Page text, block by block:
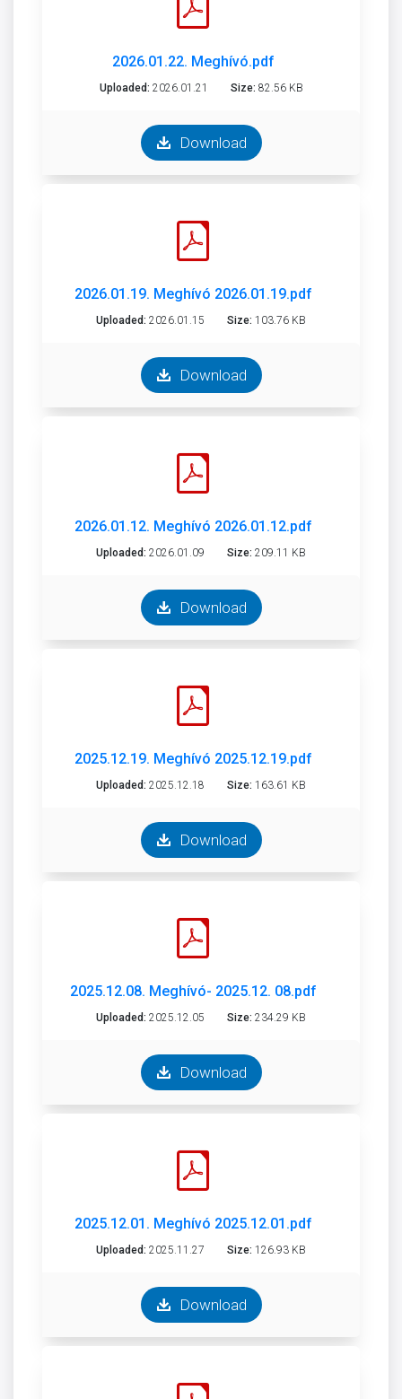
2026.01.22. Meghívó.pdf
Uploaded: 2026.01.21 Size: 82.56 KB
Download
2026.01.19. Meghívó 2026.01.19.pdf
Uploaded: 2026.01.15 Size: 103.76 KB
Download
2026.01.12. Meghívó 2026.01.12.pdf
Uploaded: 2026.01.09 Size: 209.11 KB
Download
2025.12.19. Meghívó 2025.12.19.pdf
Uploaded: 2025.12.18 Size: 163.61 KB
Download
2025.12.08. Meghívó- 2025.12. 08.pdf
Uploaded: 2025.12.05 Size: 234.29 KB
Download
2025.12.01. Meghívó 2025.12.01.pdf
Uploaded: 2025.11.27 Size: 126.93 KB
Download